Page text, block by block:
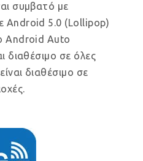
συμβατό με
Android 5.0 (Lollipop)
Android Auto
διαθέσιμο σε όλες
διαθέσιμο σε